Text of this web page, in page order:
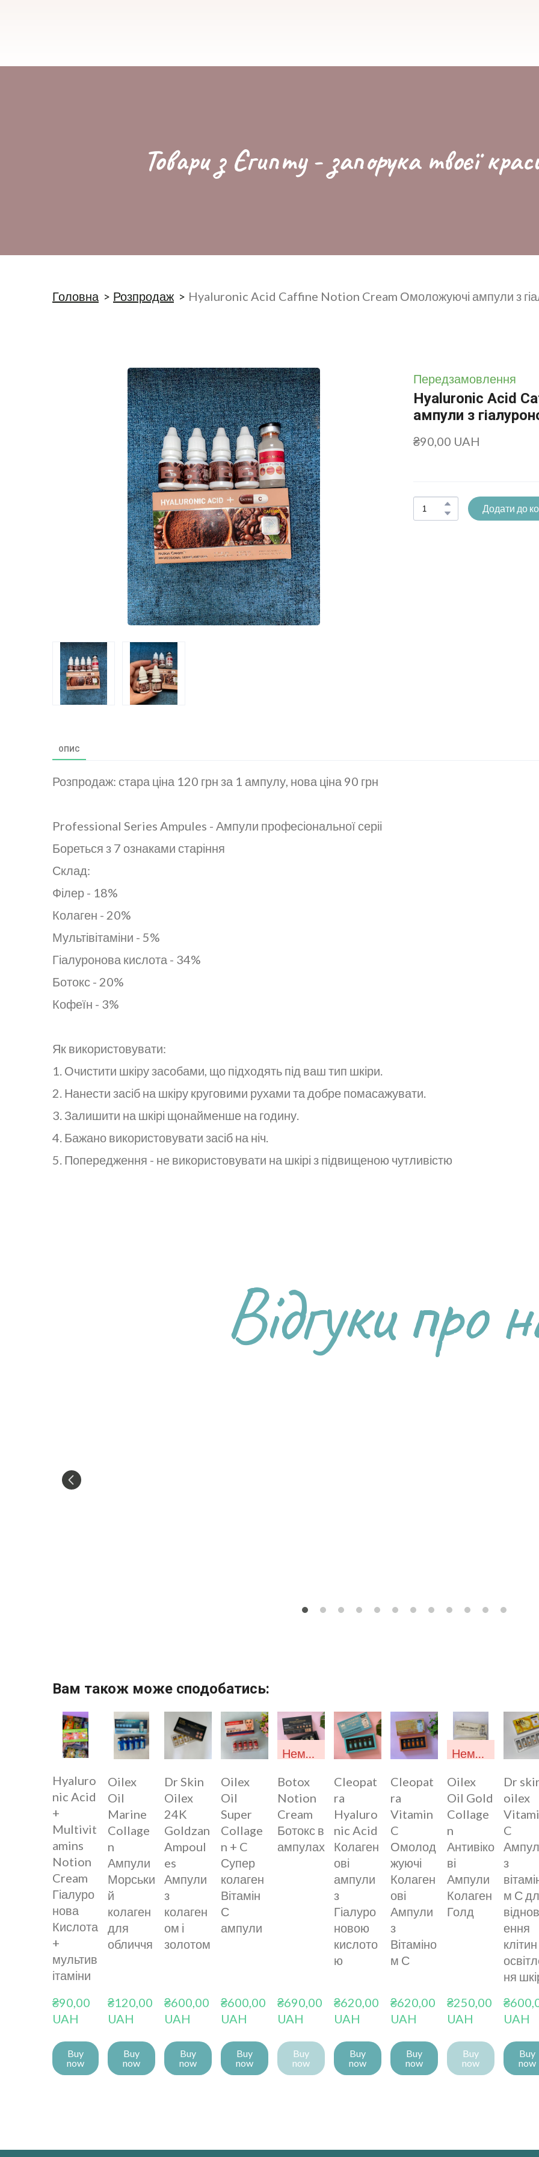
Товари з Єгипту - запорука твоєї
Головна Розпродаж Hyaluronic Acid Caffine Notion Cream Омоложуючі ампули з
Передзамовлення
Hyaluronic Acid
ампули з
₴90,00 UAH
Додати до
ОПИС
Розпродаж: стара ціна 120 грн за 1 ампулу, нова ціна 90 грн
Professional Series Ampules - Ампули професіональної серіі
Бореться з 7 ознаками старіння
Склад:
Філер - 18%
Колаген - 20%
Мультівітаміни - 5%
Гіалуронова кислота - 34%
Ботокс - 20%
Кофеїн - 3%
Як використовувати:
1. Очистити шкіру засобами, що підходять під ваш тип шкіри.
2. Нанести засіб на шкіру круговими рухами та добре помасажувати.
3. Залишити на шкірі щонайменше на годину.
4. Бажано використовувати засіб на ніч.
5. Попередження - не використовувати на шкірі з підвищеною чутливістю
Відгуки про
Вам також може сподобатись:
Hyaluro
nic Acid
+
Multivit
amins
Notion
Cream
Гіалуро
нова
Кислота
+
мультив
ітаміни
₴90,00
UAH
Buy
now
Oilex
Oil
Marine
Collage
n
Ампули
Морськи
й
колаген
для
обличчя
₴120,00
UAH
Buy
now
Dr Skin
Oilex
24K
Goldzan
Ampoul
es
Ампули
з
колаген
ом і
золотом
₴600,00
UAH
Buy
now
Oilex
Oil
Super
Collage
n + C
Супер
колаген
Вітамін
С
ампули
₴600,00
UAH
Buy
now
Немає у наявності
Botox
Notion
Cream
Ботокс в
ампулах
₴690,00
UAH
Buy
now
Cleopat
ra
Hyaluro
nic Acid
Колаген
ові
ампули
з
Гіалуро
новою
кислото
ю
₴620,00
UAH
Buy
now
Cleopat
ra
Vitamin
C
Омолод
жуючі
Колаген
ові
Ампули
з
Вітаміно
м С
₴620,00
UAH
Buy
now
Немає у наявності
Oilex
Oil Gold
Collage
n
Антивіко
ві
Ампули
Колаген
Голд
₴250,00
UAH
Buy
now
Dr
oilex
C
з
м С
ення
клітин
ня
UAH
Buy
now